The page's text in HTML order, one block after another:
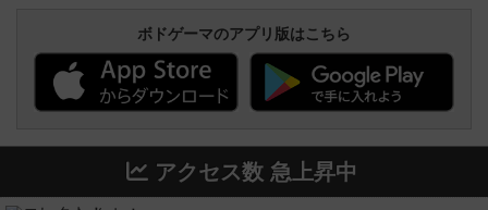
ボドゲーマのアプリ版はこちら
アクセス数 急上昇中